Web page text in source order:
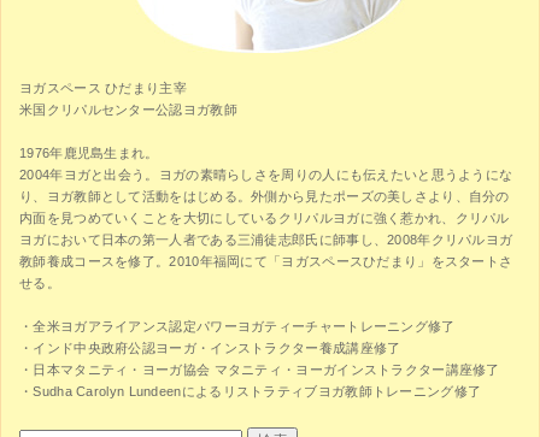
ヨガスペース ひだまり主宰
米国クリパルセンター公認ヨガ教師
1976年鹿児島生まれ。
2004年ヨガと出会う。ヨガの素晴らしさを周りの人にも伝えたいと思うようにな
り、ヨガ教師として活動をはじめる。外側から見たポーズの美しさより、自分の
内面を見つめていくことを大切にしているクリパルヨガに強く惹かれ、クリパル
ヨガにおいて日本の第一人者である三浦徒志郎氏に師事し、2008年クリパルヨガ
教師養成コースを修了。2010年福岡にて「ヨガスペースひだまり」をスタートさ
せる。
・全米ヨガアライアンス認定パワーヨガティーチャートレーニング修了
・インド中央政府公認ヨーガ・インストラクター養成講座修了
・日本マタニティ・ヨーガ協会 マタニティ・ヨーガインストラクター講座修了
・Sudha Carolyn Lundeenによるリストラティブヨガ教師トレーニング修了